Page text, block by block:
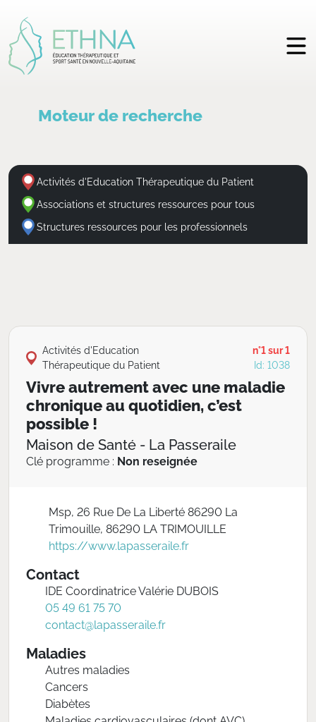
Moteur de recherche
Activités d'Education Thérapeutique du Patient
Associations et structures ressources pour tous
Structures ressources pour les professionnels
Activités d'Education
Thérapeutique du Patient
n°1 sur 1
Id: 1038
Vivre autrement avec une maladie
chronique au quotidien, c’est
possible !
Maison de Santé - La Passeraile
Clé programme : Non reseignée
Msp, 26 Rue De La Liberté 86290 La
Trimouille, 86290 LA TRIMOUILLE
https://www.lapasseraile.fr
Contact
IDE Coordinatrice Valérie DUBOIS
05 49 61 75 70
contact@lapasseraile.fr
Maladies
Autres maladies
Cancers
Diabètes